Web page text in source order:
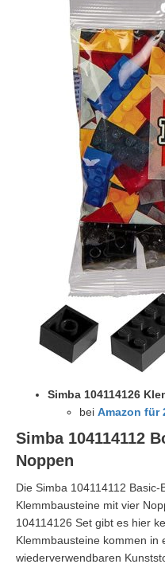
Simba 104114126
bei Amazon für
Simba 104114112
Noppen
Die Simba 104114112
Klemmbausteine mit vier
104114126 Set gibt es hier
Klemmbausteine kommen in
wiederverwendbaren